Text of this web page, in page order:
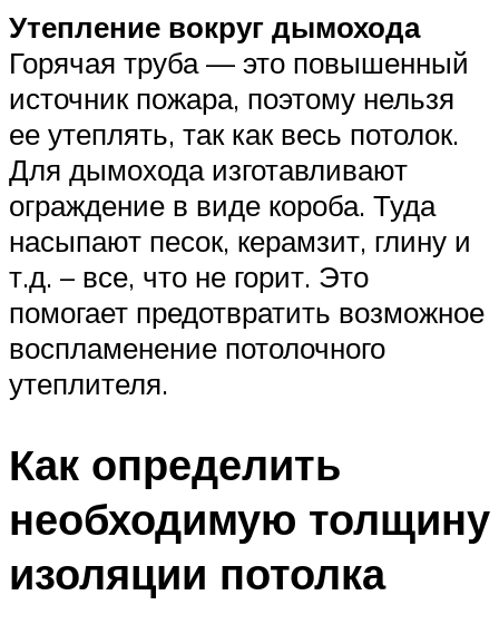
Утепление вокруг дымохода
Горячая труба — это повышенный
источник пожара, поэтому нельзя
ее утеплять, так как весь потолок.
Для дымохода изготавливают
ограждение в виде короба. Туда
насыпают песок, керамзит, глину и
т.д. – все, что не горит. Это
помогает предотвратить возможное
воспламенение потолочного
утеплителя.
Как определить
необходимую толщину
изоляции потолка